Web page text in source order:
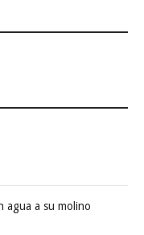
agua a su molino